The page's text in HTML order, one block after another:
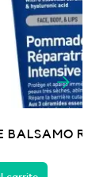
50 ML